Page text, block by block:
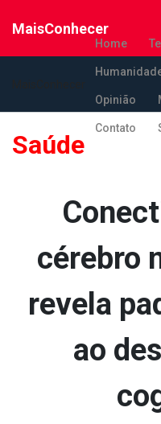
MaisConhecer
Home
Opinião
Contato
Saúde
cérebro
revela
ao